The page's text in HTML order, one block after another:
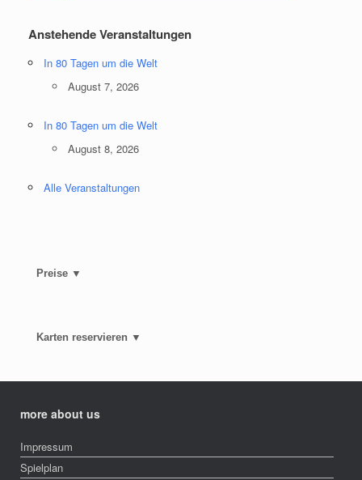
Anstehende Veranstaltungen
In 80 Tagen um die Welt
August 7, 2026
In 80 Tagen um die Welt
August 8, 2026
Alle Veranstaltungen
Preise ▼
Karten reservieren ▼
more about us
Impressum
Spielplan